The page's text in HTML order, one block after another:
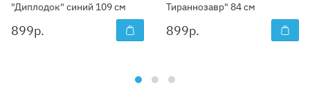
"Диплодок" синий 109 см
899р.
Тираннозавр" 84 см
899р.